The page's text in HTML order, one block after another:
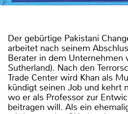
Der gebürtige Pakistani
arbeitet nach seinem
Berater in dem Unternehmen
Sutherland). Nach den
Trade Center wird Khan als
kündigt seinen Job und kehrt
wo er als Professor zur
beitragen will. Als ein